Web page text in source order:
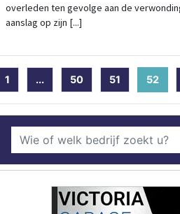
overleden ten gevolge aan de
aanslag op zijn [...]
1 ... 50 51 52